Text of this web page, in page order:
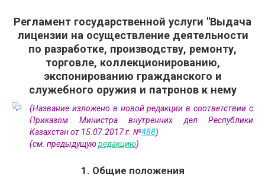
Регламент государственной услуги "Выдача
лицензии на осуществление деятельности
по разработке, производству, ремонту,
торговле, коллекционированию,
экспонированию гражданского и
служебного оружия и патронов к нему
(Название изложено в новой редакции в соответствии с
Приказом Министра внутренних дел Республики
Казахстан от 15.07.2017 г. №488)
(см. предыдущуюредакцию)
1. Общие положения